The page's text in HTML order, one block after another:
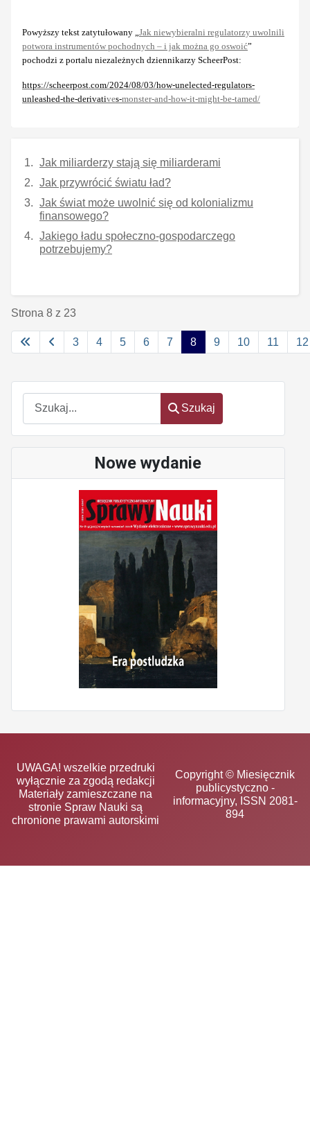
Szukaj
Szukaj
Nowe wydanie
Powyższy tekst zatytułowany „ Jak niewybieralni regulatorzy uwolnili
potwora instrumentów pochodnych – i jak można go oswoić”
pochodzi z portalu niezależnych dziennikarzy ScheerPost:
https://scheerpost.com/2024/08/03/how-unelected-regulators-
unleashed-the-derivatives-monster-and-how-it-might-be-tamed/
Jak miliarderzy stają się miliarderami
Jak przywrócić światu ład?
Jak świat może uwolnić się od kolonializmu
finansowego?
Jakiego ładu społeczno-gospodarczego
potrzebujemy?
Strona 8 z 23
3 4 5 6 7 8 9 10 11 12
UWAGA! wszelkie przedruki
wyłącznie za zgodą redakcji
Materiały zamieszczane na
stronie Spraw Nauki są
chronione prawami autorskimi
Copyright © Miesięcznik
publicystyczno -
informacyjny, ISSN 2081-
894